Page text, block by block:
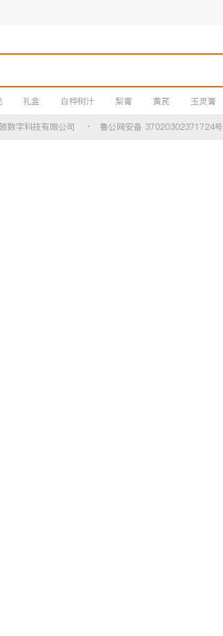
礼盒 白桦树汁 梨膏 黄芪 玉灵膏
字科技有限公司 · 鲁公网安备 37020302371724号